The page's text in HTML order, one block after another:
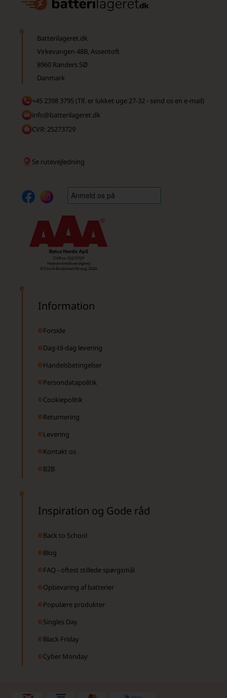
Batterilageret.dk
Virkevangen 48B, Assentoft
8960 Randers SØ
Danmark
+45 2398 3795 (Tlf. er lukket uge 27-32 - send os en e-mail)
info@batterilageret.dk
CVR: 25273729
Se rutevejledning
Information
Forside
Dag-til-dag levering
Handelsbetingelser
Persondatapolitik
Cookiepolitik
Returnering
Levering
Kontakt os
B2B
Inspiration og Gode råd
Back to School
Blog
FAQ - oftest stillede spørgsmål
Opbevaring af batterier
Populære produkter
Singles Day
Black Friday
Cyber Monday